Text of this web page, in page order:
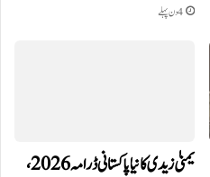
4 دن پہلے
یمنیٰ زیدی کا نیا پاکستانی ڈرامہ 2026،